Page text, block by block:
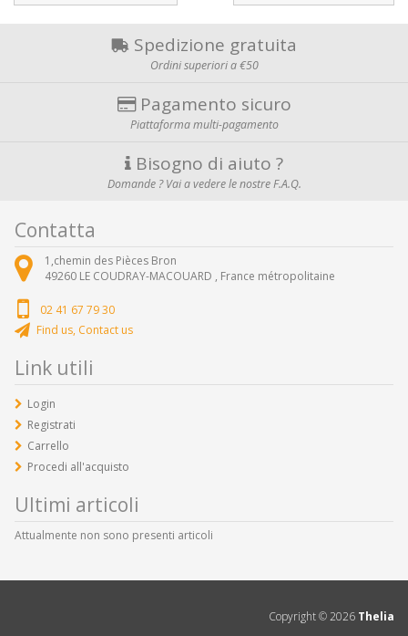
Spedizione gratuita
Ordini superiori a €50
Pagamento sicuro
Piattaforma multi-pagamento
Bisogno di aiuto ?
Domande ? Vai a vedere le nostre F.A.Q.
Contatta
1,chemin des Pièces Bron
49260 LE COUDRAY-MACOUARD , France métropolitaine
02 41 67 79 30
Find us, Contact us
Link utili
Login
Registrati
Carrello
Procedi all'acquisto
Ultimi articoli
Attualmente non sono presenti articoli
Copyright ©2026 Thelia